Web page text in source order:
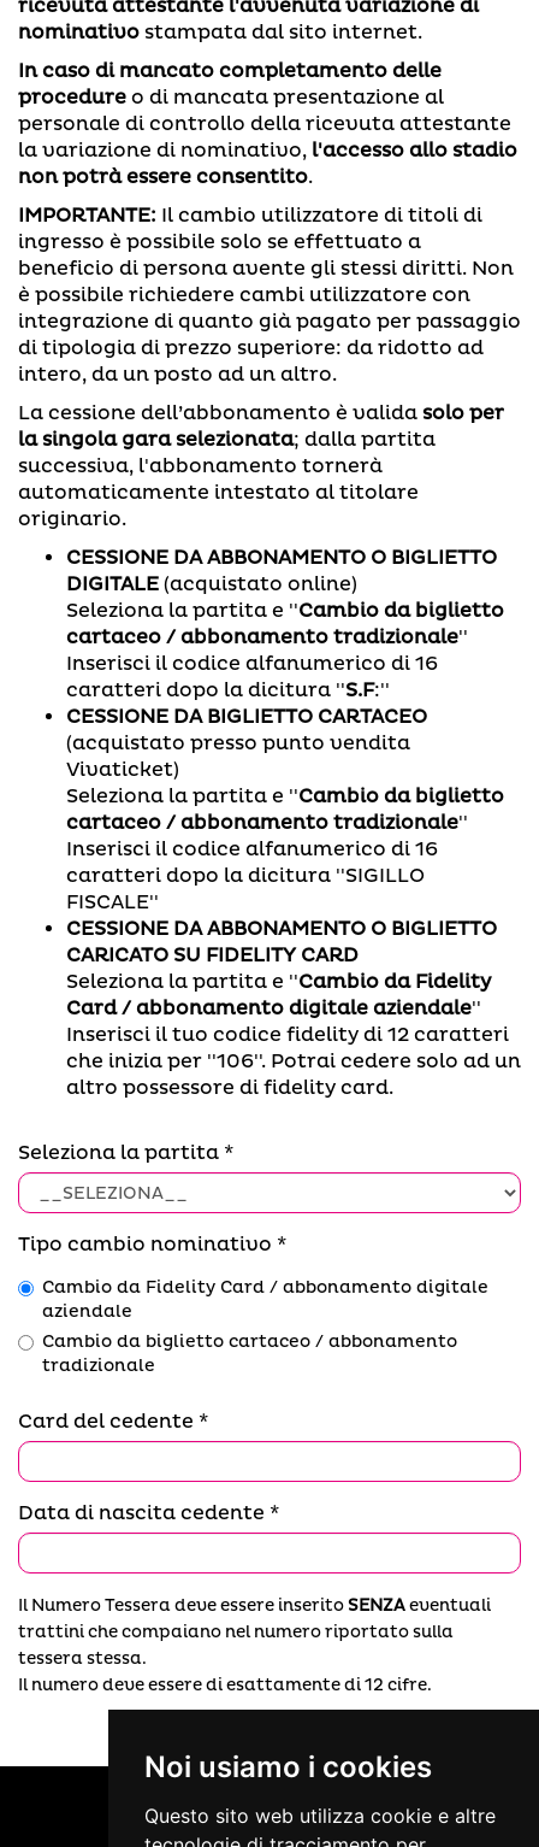
Noi usiamo i cookies
Questo sito web utilizza cookie e altre
ricevuta attestante l'avvenuta variazione di
nominativo stampata dal sito internet.
In caso di mancato completamento delle
procedure o di mancata presentazione al
personale di controllo della ricevuta attestante
la variazione di nominativo, l'accesso allo stadio
non potrà essere consentito.
IMPORTANTE: Il cambio utilizzatore di titoli di
ingresso è possibile solo se effettuato a
beneficio di persona avente gli stessi diritti. Non
è possibile richiedere cambi utilizzatore con
integrazione di quanto già pagato per passaggio
di tipologia di prezzo superiore: da ridotto ad
intero, da un posto ad un altro.
La cessione dell’abbonamento è valida solo per
la singola gara selezionata; dalla partita
successiva, l'abbonamento tornerà
automaticamente intestato al titolare
originario.
CESSIONE DA ABBONAMENTO O BIGLIETTO
DIGITALE (acquistato online)
Seleziona la partita e ''Cambio da biglietto
cartaceo / abbonamento tradizionale''
Inserisci il codice alfanumerico di 16
caratteri dopo la dicitura ''S.F:''
CESSIONE DA BIGLIETTO CARTACEO
(acquistato presso punto vendita
Vivaticket)
Seleziona la partita e ''Cambio da biglietto
cartaceo / abbonamento tradizionale''
Inserisci il codice alfanumerico di 16
caratteri dopo la dicitura ''SIGILLO
FISCALE''
CESSIONE DA ABBONAMENTO O BIGLIETTO
CARICATO SU FIDELITY CARD
Seleziona la partita e ''Cambio da Fidelity
Card / abbonamento digitale aziendale''
Inserisci il tuo codice fidelity di 12 caratteri
che inizia per ''106''. Potrai cedere solo ad un
altro possessore di fidelity card.
Seleziona la partita
Tipo cambio nominativo
Cambio da Fidelity Card / abbonamento digitale
aziendale
Cambio da biglietto cartaceo / abbonamento
tradizionale
Card del cedente
Data di nascita cedente
Il Numero Tessera deve essere inseritoSENZAeventuali
trattini che compaiano nel numero riportato sulla
tessera stessa.
Il numero deve essere di esattamente di 12 cifre.